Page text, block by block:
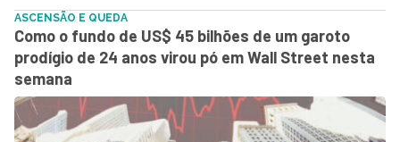
ASCENSÃO E QUEDA
Como o fundo de US$ 45 bilhões de um garoto
prodígio de 24 anos virou pó em Wall Street nesta
semana